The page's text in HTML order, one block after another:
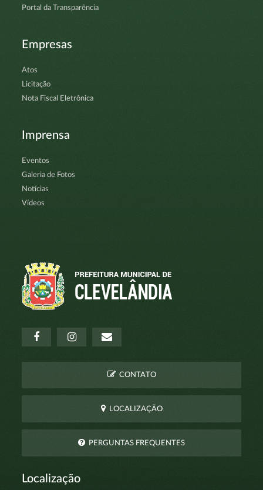
Portal da Transparência
Empresas
Atos
Licitação
Nota Fiscal Eletrônica
Imprensa
Eventos
Galeria de Fotos
Notícias
Vídeos
CONTATO
LOCALIZAÇÃO
PERGUNTAS FREQUENTES
Localização